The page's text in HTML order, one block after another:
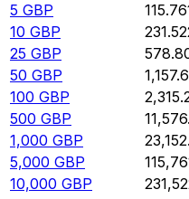
5 GBP
10 GBP
25 GBP
50 GBP
100 GBP
500 GBP
1,000 GBP
5,000 GBP
10,000 GBP